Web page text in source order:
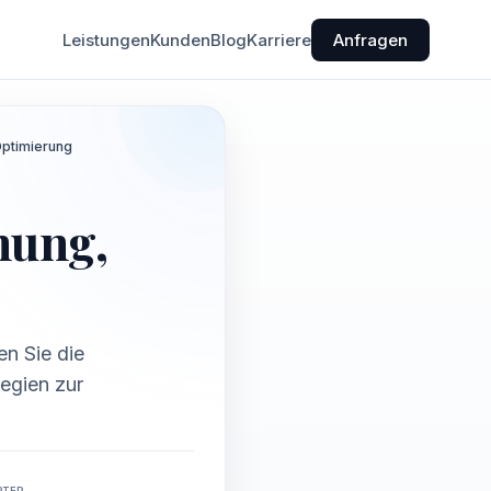
LeistungenKundenBlogKarriere Anfragen
Sie die
zur